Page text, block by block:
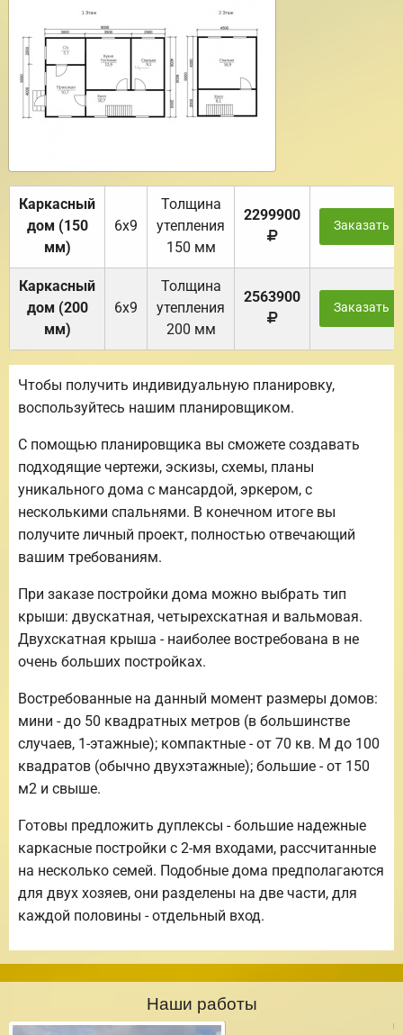
Каркасный
дом (150
мм)
6х9
Толщина
утепления
150 мм
2299900
Заказать
Каркасный
дом (200
мм)
6х9
Толщина
утепления
200 мм
2563900
Заказать
Чтобы получить индивидуальную планировку,
воспользуйтесь нашим планировщиком.
С помощью планировщика вы сможете создавать
подходящие чертежи, эскизы, схемы, планы
уникального дома с мансардой, эркером, с
несколькими спальнями. В конечном итоге вы
получите личный проект, полностью отвечающий
вашим требованиям.
При заказе постройки дома можно выбрать тип
крыши: двускатная, четырехскатная и вальмовая.
Двухскатная крыша - наиболее востребована в не
очень больших постройках.
Востребованные на данный момент размеры домов:
мини - до 50 квадратных метров (в большинстве
случаев, 1-этажные); компактные - от 70 кв. М до 100
квадратов (обычно двухэтажные); большие - от 150
м2 и свыше.
Готовы предложить дуплексы - большие надежные
каркасные постройки с 2-мя входами, рассчитанные
на несколько семей. Подобные дома предполагаются
для двух хозяев, они разделены на две части, для
каждой половины - отдельный вход.
Наши работы